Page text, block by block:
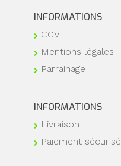
INFORMATIONS
CGV
Mentions légales
Parrainage
INFORMATIONS
Livraison
Paiement sécurisé